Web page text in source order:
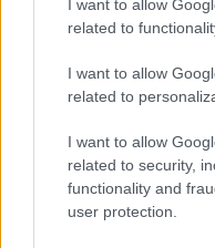
I want to allow
related to
I want to allow
related to
I want to allow
related to security,
functionality and
user protection.
ESG AZIENDE